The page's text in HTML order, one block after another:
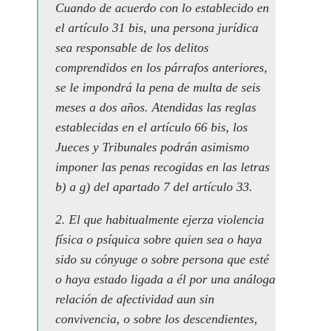
Cuando de acuerdo con lo establecido en
el artículo 31 bis, una persona jurídica
sea responsable de los delitos
comprendidos en los párrafos anteriores,
se le impondrá la pena de multa de seis
meses a dos años. Atendidas las reglas
establecidas en el artículo 66 bis, los
Jueces y Tribunales podrán asimismo
imponer las penas recogidas en las letras
b) a g) del apartado 7 del artículo 33.
2. El que habitualmente ejerza violencia
física o psíquica sobre quien sea o haya
sido su cónyuge o sobre persona que esté
o haya estado ligada a él por una análoga
relación de afectividad aun sin
convivencia, o sobre los descendientes,